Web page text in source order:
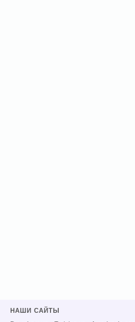
НАШИ САЙТЫ